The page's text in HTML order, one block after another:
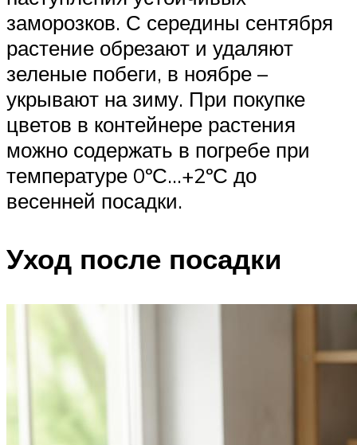
заморозков. С середины сентября
растение обрезают и удаляют
зеленые побеги, в ноябре –
укрывают на зиму. При покупке
цветов в контейнере растения
можно содержать в погребе при
температуре 0ºС…+2ºС до
весенней посадки.
Уход после посадки